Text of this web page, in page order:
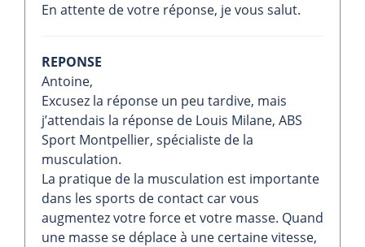
En attente de votre réponse, je vous salut.
REPONSE
Antoine,
Excusez la réponse un peu tardive, mais
j’attendais la réponse de Louis Milane, ABS
Sport Montpellier, spécialiste de la
musculation.
La pratique de la musculation est importante
dans les sports de contact car vous
augmentez votre force et votre masse. Quand
une masse se déplace à une certaine vitesse,